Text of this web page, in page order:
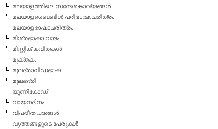
മലയാളത്തിലെ സന്ദേശകാവ്യങ്ങള്‍
മലയാളബൈബിള്‍ പരിഭാഷാചരിത്രം
മലയാളഭാഷാചരിത്രം
മിശ്രഭാഷാ വാദം
മിസ്റ്റിക് കവിതകള്‍
മുക്തകം
മൂലദ്രാവിഡഭാഷ
മൂലഭദ്രി
യൂണികോഡ്
വായനദിനം
വിപരീത പദങ്ങള്‍
വൃത്തങ്ങളുടെ പേരുകള്‍